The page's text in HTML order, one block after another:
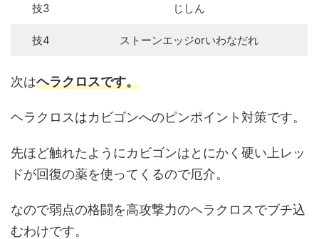
技3 じしん
技4 ストーンエッジorいわなだれ
次はヘラクロスです。
ヘラクロスはカビゴンへのピンポイント対策です。
先ほど触れたようにカビゴンはとにかく硬い上レッ
ドが回復の薬を使ってくるので厄介。
なので弱点の格闘を高攻撃力のヘラクロスでブチ込
むわけです。